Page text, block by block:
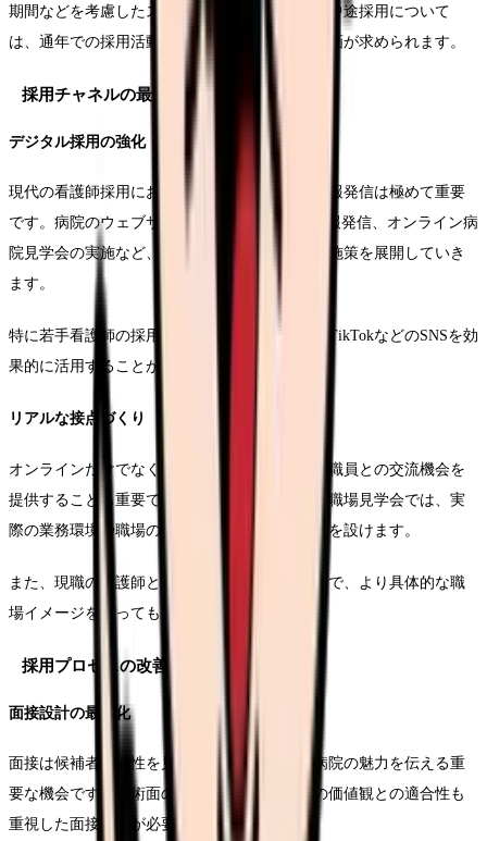
期間などを考慮したスケジュールが必要です。中途採用について
は、通年での採用活動を視野に入れた柔軟な計画が求められます。
採用チャネルの最適化
デジタル採用の強化
現代の看護師採用において、オンラインでの情報発信は極めて重要
です。病院のウェブサイトやSNSを活用した情報発信、オンライン病
院見学会の実施など、デジタルを活用した採用施策を展開していき
ます。
特に若手看護師の採用においては、InstagramやTikTokなどのSNSを効
果的に活用することが求められます。
リアルな接点づくり
オンラインだけでなく、実際の職場の雰囲気や職員との交流機会を
提供することも重要です。インターンシップや職場見学会では、実
際の業務環境や職場の雰囲気を体感できる機会を設けます。
また、現職の看護師との対話の場を設けることで、より具体的な職
場イメージを持ってもらうことができます。
採用プロセスの改善
面接設計の最適化
面接は候補者の適性を見極めるだけでなく、病院の魅力を伝える重
要な機会です。技術面の評価に加えて、職場の価値観との適合性も
重視した面接設計が必要です。